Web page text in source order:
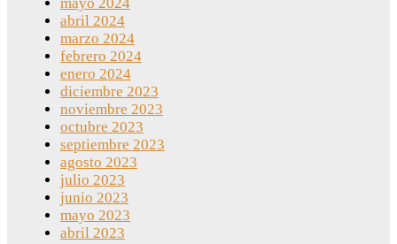
abril 2024
marzo 2024
febrero 2024
enero 2024
diciembre 2023
noviembre 2023
octubre 2023
septiembre 2023
agosto 2023
julio 2023
junio 2023
mayo 2023
abril 2023